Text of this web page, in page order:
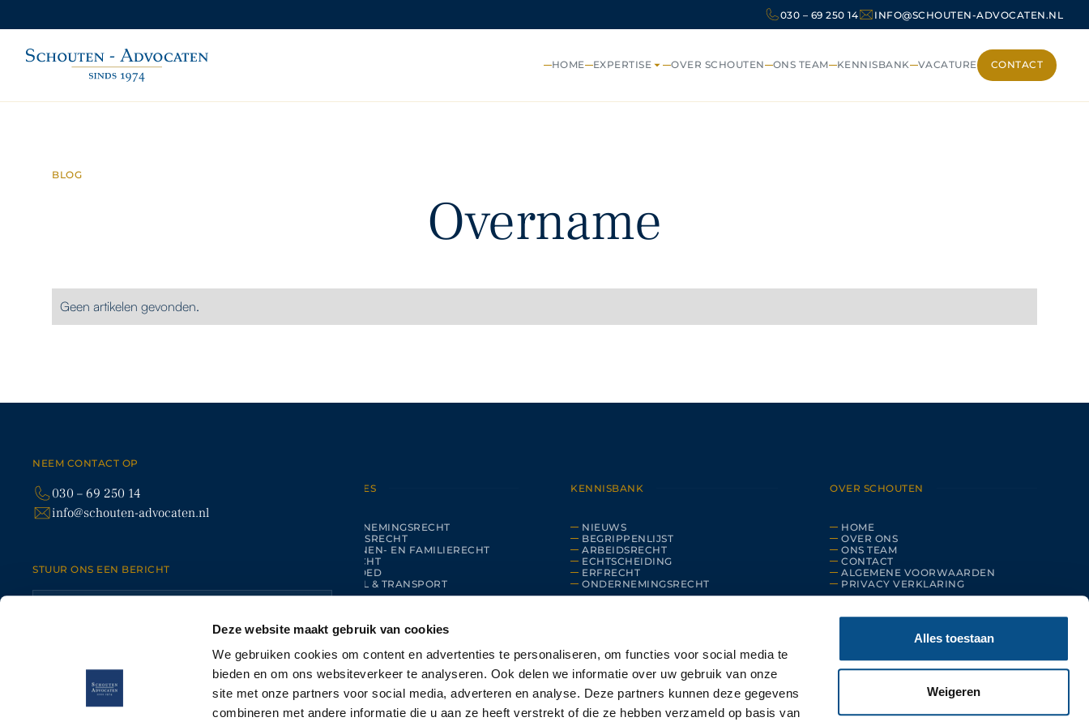
Deze website maakt gebruik van cookies
We gebruiken cookies om content en advertenties te personaliseren, om functies voor social media te
bieden en om ons websiteverkeer te analyseren. Ook delen we informatie over uw gebruik van onze
site met onze partners voor social media, adverteren en analyse. Deze partners kunnen deze gegevens
combineren met andere informatie die u aan ze heeft verstrekt of die ze hebben verzameld op basis van
Alles toestaan
Weigeren
030 – 69 250 14 INFO@SCHOUTEN-ADVOCATEN.NL
HOME EXPERTISE OVER SCHOUTEN ONS TEAM KENNISBANK VACATURE
CONTACT
BLOG
Overname
Geen artikelen gevonden.
Contact met Schouten
NEEM CONTACT OP
030 – 69 250 14
info@schouten-advocaten.nl
STUUR ONS EEN BERICHT
SLOTLAAN 70-72
INFO@SCHOUTEN-ADVOCATEN.NL
/SCHOUTEN-ADVOCATEN
EXPERTISES
ONDERNEMINGSRECHT
ARBEIDSRECHT
PERSONEN- EN FAMILIERECHT
ERFRECHT
VASTGOED
HANDEL & TRANSPORT
KENNISBANK
NIEUWS
BEGRIPPENLIJST
ARBEIDSRECHT
ECHTSCHEIDING
ERFRECHT
ONDERNEMINGSRECHT
OVER SCHOUTEN
HOME
OVER ONS
ONS TEAM
CONTACT
ALGEMENE VOORWAARDEN
PRIVACY VERKLARING
©2026SCHOUTEN ADVOCATEN. ALLE RECHTEN VOORBEHOUDEN.